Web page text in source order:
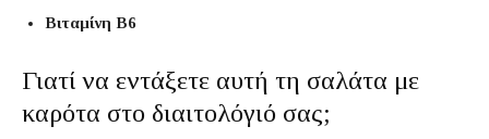
Βιταμίνη Β6
Γιατί να εντάξετε αυτή τη σαλάτα με
καρότα στο διαιτολόγιό σας;